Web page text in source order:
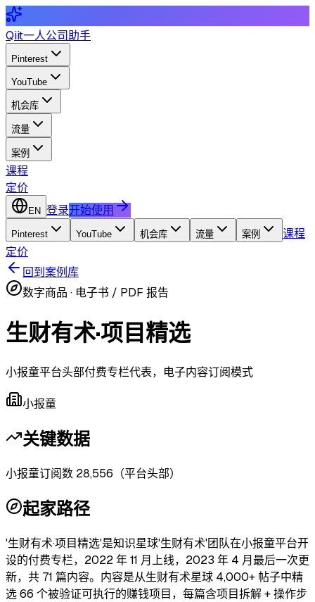
Qiit一人公司助手
Pinterest
YouTube
机会库
流量
案例
课程
定价
EN 登录开始使用
Pinterest YouTube 机会库 流量 案例
课程
定价
回到案例库
数字商品 · 电子书 / PDF 报告
生财有术·项目精选
小报童平台头部付费专栏代表，电子内容订阅模式
小报童
关键数据
小报童订阅数 28,556（平台头部）
起家路径
'生财有术·项目精选'是知识星球'生财有术'团队在小报童平台开
设的付费专栏，2022 年 11 月上线，2023 年 4 月最后一次更
新，共 71 篇内容。内容是从生财有术星球 4,000+ 帖子中精
选 66 个被验证可执行的赚钱项目，每篇含项目拆解 + 操作步